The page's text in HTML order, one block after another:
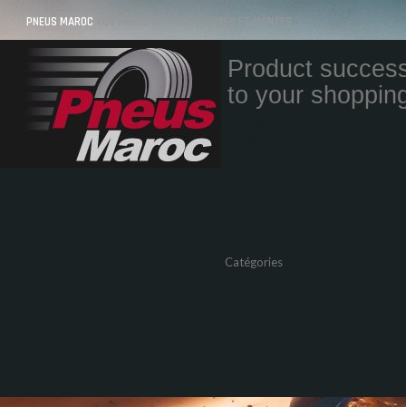
PNEUS MAROC VOS PNEUS AU MAROC LIVRÉS ET MONTÉS
Product
to your
Catégories